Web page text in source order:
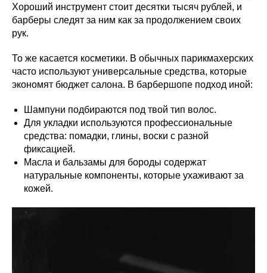
Хороший инструмент стоит десятки тысяч рублей, и
барберы следят за ним как за продолжением своих
рук.
То же касается косметики. В обычных парикмахерских
часто используют универсальные средства, которые
экономят бюджет салона. В барбершопе подход иной:
Шампуни подбираются под твой тип волос.
Для укладки используются профессиональные
средства: помадки, глины, воски с разной
фиксацией.
Масла и бальзамы для бороды содержат
натуральные компоненты, которые ухаживают за
кожей.